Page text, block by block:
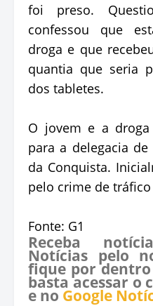
foi preso.
confessou que
droga e que
quantia que seria
dos tabletes.
O jovem e a droga
para a delegacia
da Conquista.
pelo crime de
Fonte: G1
Receba
Notícias pelo
fique por
basta acessar o
e no Google